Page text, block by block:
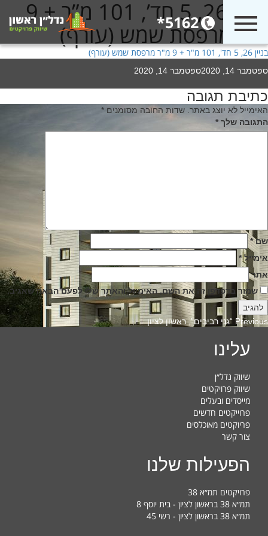
5162* בניין 26, 5 חד’, 101 מ”ר + 9
מ”ר מרפסת שמש (עורף)
בניין 26, 5 חד', 101 מ"ר + 9 מ"ר מרפסת שמש (עורף)
Posted
ספטמבר 14, 2020 ספטמבר 14, 2020
כתיבת תגובה
האימייל לא יוצג באתר. שדות החובה מסומנים *
התגובה שלך*
שם*
אימייל*
אתר
שמור בדפדפן זה את השם, האימייל והאתר שלי לפעם הבאה שאגיב.
ניווט
Previous
Previous
“גני רביבים”, ראשון לציון
עלינו
שיווק נדל״ן
שיווק פרויקטים
מייסדים ובעלים
פרוייקטים חדשים
פריוקטים מאוכלסים
צור קשר
הפעילות שלנו
פרויקטים תמ״א 38
תמ״א 38 בראשון לציון - בית יוסף 8
תמ״א 38 בראשון לציון - רשי 45